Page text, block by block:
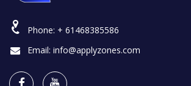
Phone: + 61468385586
Email: info@applyzones.com